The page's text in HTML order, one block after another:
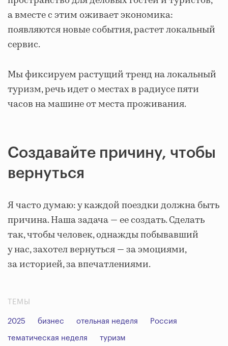
а вместе с этим оживает экономика:
появляются новые события, растет локальный
сервис.
Мы фиксируем растущий тренд на локальный
туризм, речь идет о местах в радиусе пяти
часов на машине от места проживания.
Создавайте причину, чтобы
вернуться
Я часто думаю: у каждой поездки должна быть
причина. Наша задача — ее создать. Сделать
так, чтобы человек, однажды побывавший
у нас, захотел вернуться — за эмоциями,
за историей, за впечатлениями.
ТЕМЫ
2025 бизнес отельная неделя Россия
тематическая неделя туризм